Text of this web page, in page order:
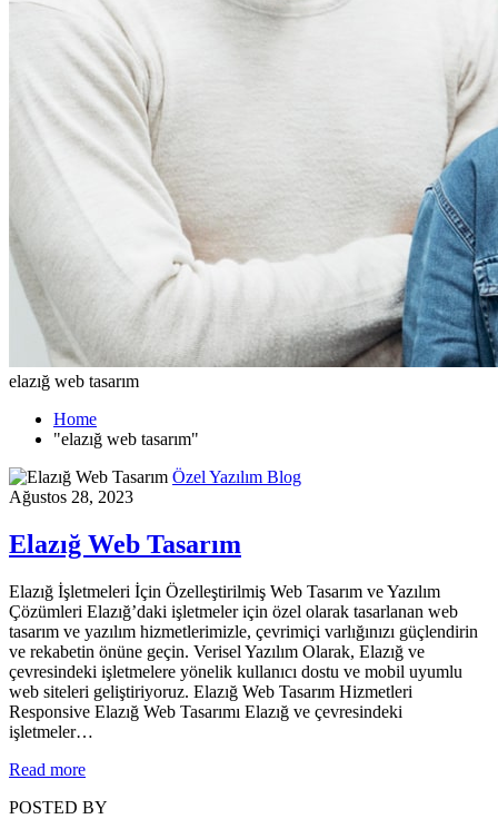
elazığ web tasarım
Home
"elazığ web tasarım"
Özel Yazılım Blog
Ağustos 28, 2023
Elazığ Web Tasarım
Elazığ İşletmeleri İçin Özelleştirilmiş Web Tasarım ve Yazılım
Çözümleri Elazığ’daki işletmeler için özel olarak tasarlanan web
tasarım ve yazılım hizmetlerimizle, çevrimiçi varlığınızı güçlendirin
ve rekabetin önüne geçin. Verisel Yazılım Olarak, Elazığ ve
çevresindeki işletmelere yönelik kullanıcı dostu ve mobil uyumlu
web siteleri geliştiriyoruz. Elazığ Web Tasarım Hizmetleri
Responsive Elazığ Web Tasarımı Elazığ ve çevresindeki
işletmeler…
Read more
POSTED BY